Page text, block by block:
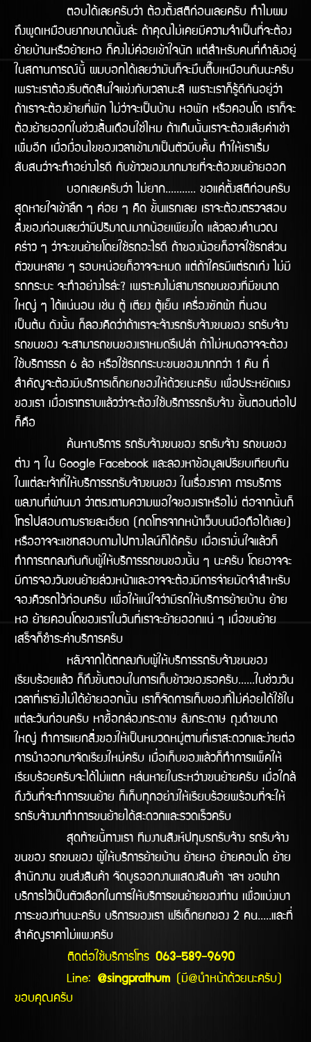
ตอบได้เลยครับว่า ต้องตั้งสติก่อนเลยครับ ทำไมผม
ถึงพูดเหมือนยากขนาดนั้นล่ะ ถ้าคุณไม่เคยมีความจำเป็นที่จะต้อง
ย้ายบ้านหรือย้ายหอ ก็คงไม่ค่อยเข้้าใจนัก แต่สำหรับคนที่กำลังอยู่
ในสถานการณ์นี้ ผมบอกได้เลยว่ามันก็จะมึนตึ๊บเหมือนกันนะครับ
เพราะเราต้องรีบตัดสินใจแข่งกับเวลานะสิ เพราะเราก็รู้ดีกันอยู่ว่า
ถ้าเราจะต้องย้ายที่พัก ไม่ว่าจะเป็นบ้าน หอพัก หรือคอนโด เราก็จะ
ต้องย้ายออกในช่่วงสิ้นเดือนใช่ไหม ถ้าเกินนั้นเราจะต้องเสียค่าเช่า
เพิ่มอีก เมื่อเงื่อนไขของเวลาเข้ามาเป็นตัวบีบคั้น ทำให้เราเริ่ม
สับสนว่าจะทำอย่างไรดี กับข้าวของมากมายที่จะต้องขนย้ายออก
บอกเลยครับว่า ไม่ยาก........... ขอแค่ตั้งสติก่อนครับ
สูดหายใจเข้าลึก ๆ ค่อย ๆ คิด ขั้นแรกเลย เราจะต้องตรวจสอบ
สิ่งของก่อนเลยว่ามีปริมาณมากน้อยเพียงใด แล้วลองคำนวณ
คร่าว ๆ ว่าจะขนย้ายโดยใช้รถอะไรดี ถ้าของน้อยก็อาจใช้รถส่วน
ตัวขนหลาย ๆ รอบหน่อยก็อาจจะหมด แต่ถ้าใครมีแต่รถเก๋ง ไม่มี
รถกระบะ จะทำอย่างไรล่ะ? เพราะคงไม่สามารถขนของที่มีขนาด
ใหญ่ ๆ ได้แน่นอน เช่น ตู้ เตียง ตู้เย็น เครื่องซักผ้า ที่นอน
เป็นต้น ดังนั้น ก็ลองคิดว่าถ้าเราจะจ้างรถรับจ้างขนของ รถรับจ้าง
รถขนของ จะสามารถขนของเราหมดรึเปล่า ถ้าไม่หมดอาจจะต้อง
ใช้บริการรถ 6 ล้อ หรือใช้รถกระบะขนของมากกว่า 1 คัน ที่
สำคัญจะต้องมีบริการเด็กยกของให้ด้วยนะครับ เพื่อประหยัดแรง
ของเรา เมื่อเราทราบแล้วว่าจะต้องใช้บริการรถรับจ้าง ขั้นตอนต่อไป
ก็คือ
ค้นหาบริการ รถรับจ้างขนของ รถรับจ้าง รถขนของ
ต่าง ๆ ใน Google Facebook และลองหาข้อมูลเปรียบเทียบกัน
ในแต่ละเจ้าที่ให้บริการรถรับจ้างขนของ ในเรื่องราคา การบริการ
ผลงานทีี่ผ่านมา ว่าตรงตามความพอใจของเราหรือไม่ ต่อจากนั้นก็
โทรไปสอบถามรายละเอียด (กดโทรจากหน้าเว็บบนมือถือได้เลย)
หรืออาจจะแชทสอบถามไปทางไลน์ก็ได้ครับ เมื่อเรามั่นใจแล้วก็
ทำการตกลงกันกับผู้ให้บริการรถขนของนั้น ๆ นะครับ โดยอาจจะ
มีการจองวันขนย้ายล่วงหน้าและอาจจะต้องมีการจ่ายมัดจำสำหรับ
จองคิวรถไว้ก่อนครับ เพื่อให้แน่ใจว่ามีรถให้บริิการย้ายบ้าน ย้าย
หอ ย้ายคอนโดของเราในวันทีี่เราจะย้ายออกแน่ ๆ เมื่อขนย้าย
เสร็จก็ชำระค่าบริการครับ
หลังจากได้ตกลงกับผู้ให้บริการรถรับจ้างขนของ
เรียบร้อยแล้ว ก็ถึงขั้นตอนในการเก็บข้าวของรอครับ......ในช่วงวัน
เวลาที่เรายังไม่ได้ย้ายออกนั้น เราก็จัดการเก็บของที่ไม่ค่อยได้ใช้ใน
แต่ละวันก่อนครับ หาซื้อกล่องกระดาษ ลังกระดาษ ถุงดำขนาด
ใหญ่ ทำการแยกสิ่งของให้เป็นหมวดหมู่ตามที่เราสะดวกและง่ายต่อ
การนำออกมาจัดเรียงใหม่ครับ เมื่อเก็บของแล้วก็ทำการแพ็คให้
เรียบร้อยครับจะได้ไม่แตก หล่นหายในระหว่างขนย้ายครับ เมื่อใกล้
ถึงวันที่จะทำการขนย้าย ก็เก็บทุกอย่างให้เรียบร้อยพร้อมที่จะให้
รถรับจ้างมาทำการขนย้ายได้สะดวกและรวดเร็วครับ
สุดท้ายนี้ทางเรา ทีมงานสิงห์ปทุมรถรับจ้าง รถรับจ้าง
ขนของ รถขนของ ผู้ให้บริการย้ายบ้าน ย้ายหอ ย้ายคอนโด ย้าย
สำนักงาน ขนส่งสินค้า จัดบูธออกงานแสดงสินค้า ฯลฯ ขอฝาก
บริการไว้เป็นตัวเลือกในการให้บริการขนย้ายของท่าน เพื่อแบ่งเบา
ภาระของท่านนะครับ บริการของเรา ฟรีเด็กยกของ 2 คน.....และที่
สำคัญราคาไม่แพงครับ
ติดต่อใช้บริการโทร 063-589-9690
Line: @singprathum (มี@นำหน้าด้วยนะครับ)
ขอบคุณครับ